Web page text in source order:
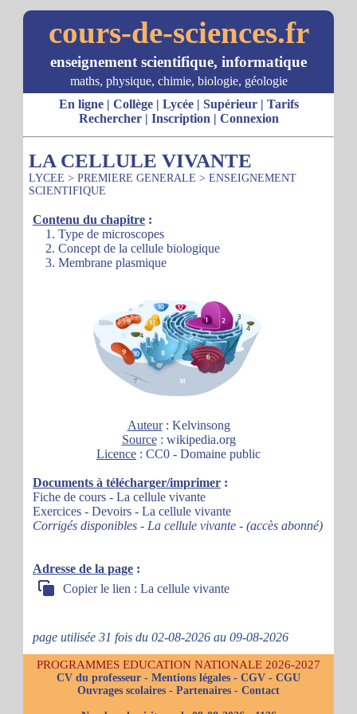
cours-de-sciences.fr
enseignement scientifique, informatique
maths, physique, chimie, biologie, géologie
En ligne| Collège| Lycée| Supérieur| Tarifs
Rechercher| Inscription | Connexion
LA CELLULE VIVANTE
LYCEE > PREMIERE GENERALE > ENSEIGNEMENT
SCIENTIFIQUE
Contenu du chapitre :
1. Type de microscopes
2. Concept de la cellule biologique
3. Membrane plasmique
Auteur: Kelvinsong
Source: wikipedia.org
Licence : CC0 - Domaine public
Documents à télécharger/imprimer :
Fiche de cours - La cellule vivante
Exercices - Devoirs - La cellule vivante
Corrigés disponibles - La cellule vivante - (accès abonné)
Adresse de la page :
Copier le lien : La cellule vivante
page utilisée 31 fois du 02-08-2026 au 09-08-2026
PROGRAMMES EDUCATION NATIONALE 2026-2027
CV du professeur - Mentions légales - CGV - CGU
Ouvrages scolaires - Partenaires - Contact